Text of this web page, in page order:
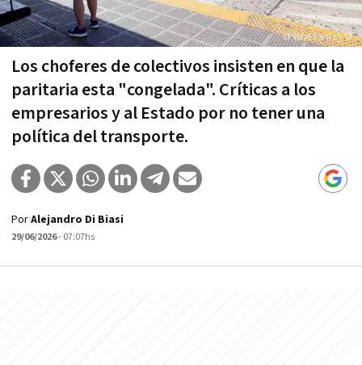
Los choferes de colectivos insisten en que la
paritaria esta "congelada". Críticas a los
empresarios y al Estado por no tener una
política del transporte.
PorAlejandro Di Biasi
29/06/2026- 07:07hs